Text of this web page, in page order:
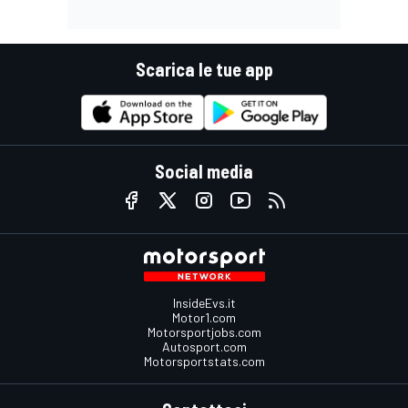
Scarica le tue app
Social media
InsideEvs.it
Motor1.com
Motorsportjobs.com
Autosport.com
Motorsportstats.com